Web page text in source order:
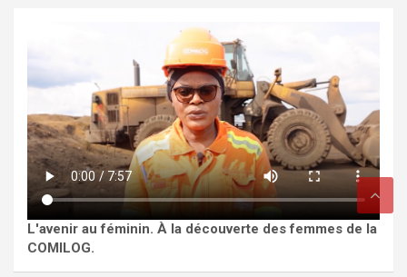
L'avenir au féminin. À la découverte des femmes de la
COMILOG.